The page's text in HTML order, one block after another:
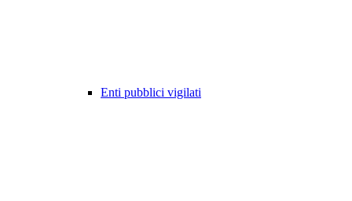
Enti pubblici vigilati